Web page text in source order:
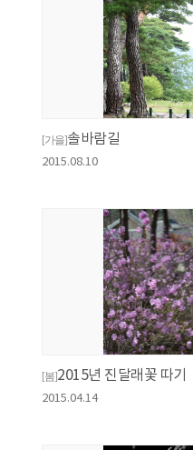
[가을]솔바람길
2015.08.10
[봄]2015년 진달래꽃 따기
2015.04.14